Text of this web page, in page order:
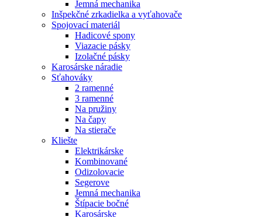
Jemná mechanika
Inšpekčné zrkadielka a vyťahovače
Spojovací materiál
Hadicové spony
Viazacie pásky
Izolačné pásky
Karosárske náradie
Sťahováky
2 ramenné
3 ramenné
Na pružiny
Na čapy
Na stierače
Kliešte
Elektrikárske
Kombinované
Odizolovacie
Segerove
Jemná mechanika
Štípacie bočné
Karosárske